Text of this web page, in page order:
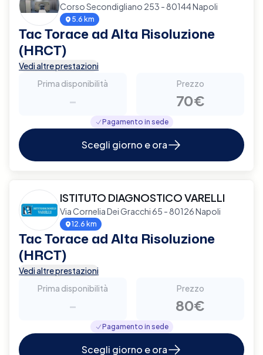
Corso Secondigliano 253 - 80144 Napoli
5.6 km
Tac Torace ad Alta Risoluzione
(HRCT)
Vedi altre prestazioni
Prima disponibilità
-
Prezzo
70€
Pagamento in sede
Scegli giorno e ora
ISTITUTO DIAGNOSTICO VARELLI
Via Cornelia Dei Gracchi 65 - 80126 Napoli
12.6 km
Tac Torace ad Alta Risoluzione
(HRCT)
Vedi altre prestazioni
Prima disponibilità
-
Prezzo
80€
Pagamento in sede
Scegli giorno e ora